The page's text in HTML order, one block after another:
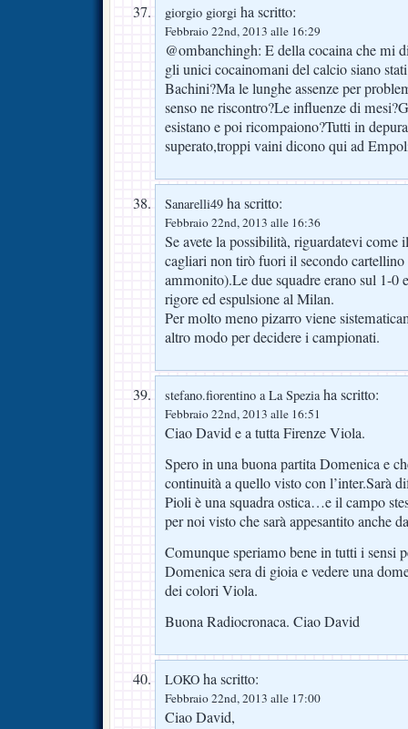
giorgio giorgi ha scritto:
Febbraio 22nd, 2013 alle 16:29
@ombanchingh: E della cocaina che mi
gli unici cocainomani del calcio siano
Bachini?Ma le lunghe assenze per
senso ne riscontro?Le influenze di
esistano e poi ricompaiono?Tutti in
superato,troppi vaini dicono qui ad
Sanarelli49 ha scritto:
Febbraio 22nd, 2013 alle 16:36
Se avete la possibilità, riguardatevi come
cagliari non tirò fuori il secondo
ammonito).Le due squadre erano sul 1-0
rigore ed espulsione al Milan.
Per molto meno pizarro viene
altro modo per decidere i campionati.
stefano.fiorentino a La Speziaha scritto:
Febbraio 22nd, 2013 alle 16:51
Ciao David e a tutta Firenze Viola.
Spero in una buona partita Domenica e
continuità a quello visto con l’inter.Sarà
Pioli è una squadra ostica…e il campo
per noi visto che sarà appesantito anche
Comunque speriamo bene in tutti i sensi
Domenica sera di gioia e vedere una
dei colori Viola.
Buona Radiocronaca. Ciao David
LOKO ha scritto:
Febbraio 22nd, 2013 alle 17:00
Ciao David,